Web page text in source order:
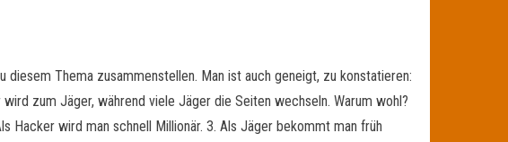
Thema zusammenstellen. Man ist auch geneigt, zu konstatieren:
zum Jäger, während viele Jäger die Seiten wechseln. Warum wohl?
Hacker wird man schnell Millionär. 3. Als Jäger bekommt man früh